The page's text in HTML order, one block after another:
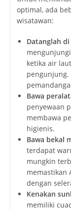
optimal, ada
wisatawan:
Datanglah
ketika air
pengunjung.
Bawa
penyewaan
membawa
higienis.
Bawa bekal
terdapat
mungkin
memastikan
dengan
Kenakan
memiliki